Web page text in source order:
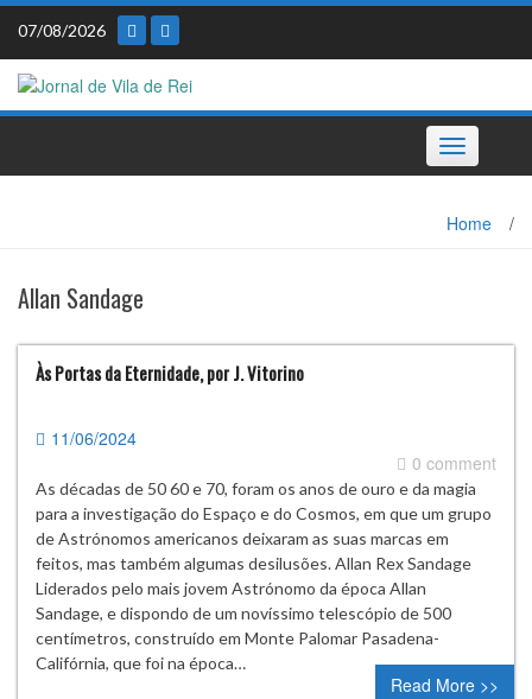
Skip
content
07/08/2026
Toggle
navigation
Home /
Allan Sandage
Às Portas da Eternidade, por J. Vitorino
11/06/2024
0 comment
As décadas de 50 60 e 70, foram os anos de ouro e da magia
para a investigação do Espaço e do Cosmos, em que um grupo
de Astrónomos americanos deixaram as suas marcas em
feitos, mas também algumas desilusões. Allan Rex Sandage
Liderados pelo mais jovem Astrónomo da época Allan
Sandage, e dispondo de um novíssimo telescópio de 500
centímetros, construído em Monte Palomar Pasadena-
Califórnia, que foi na época…
Read More >>